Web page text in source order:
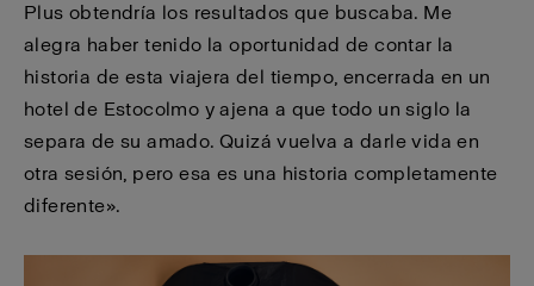
Plus obtendría los resultados que buscaba. Me
alegra haber tenido la oportunidad de contar la
historia de esta viajera del tiempo, encerrada en un
hotel de Estocolmo y ajena a que todo un siglo la
separa de su amado. Quizá vuelva a darle vida en
otra sesión, pero esa es una historia completamente
diferente».